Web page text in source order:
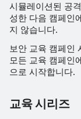
시뮬레이션된 공
성한 다음 캠페인
지 않습니다.
보안 교육 캠페인
모든 교육 캠페인
으로 시작합니다.
교육 시리즈